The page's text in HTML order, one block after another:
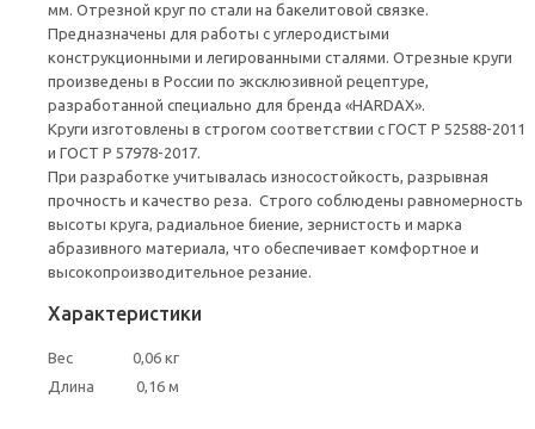
мм. Отрезной круг по стали на бакелитовой связке.
Предназначены для работы с углеродистыми
конструкционными и легированными сталями. Отрезные круги
произведены в России по эксклюзивной рецептуре,
разработанной специально для бренда «HARDAX».
Круги изготовлены в строгом соответствии с ГОСТ Р 52588-2011
и ГОСТ Р 57978-2017.
При разработке учитывалась износостойкость, разрывная
прочность и качество реза. Строго соблюдены равномерность
высоты круга, радиальное биение, зернистость и марка
абразивного материала, что обеспечивает комфортное и
высокопроизводительное резание.
Характеристики
Вес
0,06 кг
Длина
0,16 м